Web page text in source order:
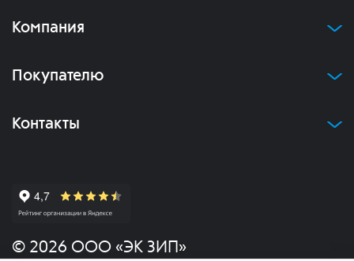
Компания
Покупателю
Контакты
© 2026 ООО «ЭК ЗИП»